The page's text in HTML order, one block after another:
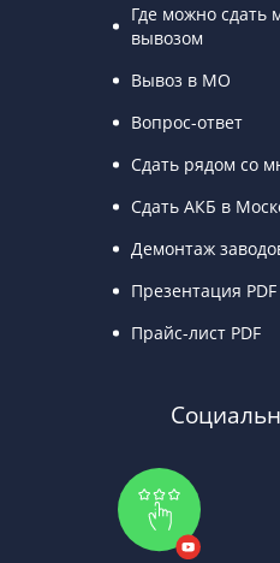
Где можно сдать
вывозом
Вывоз в МО
Вопрос-ответ
Сдать рядом со
Сдать АКБ в
Демонтаж
Презентация PDF
Прайс-лист PDF